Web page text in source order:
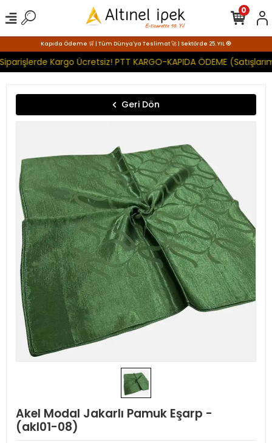
Kapıda Ödeme 🛒 | Tüm Dünya'ya Teslimat 🚀 | Sektörde 25. YIL 🧿
Kargo Ücretsiz! PTT KARGO-KAPIDA ÖDEME
0
Geri Dön
Akel Modal Jakarlı Pamuk Eşarp -
(akl01-08)